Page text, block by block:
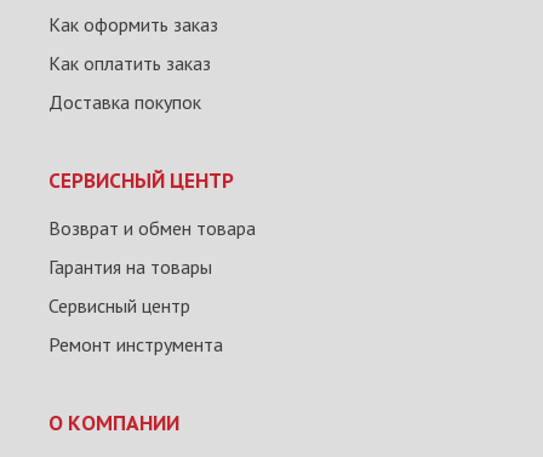
Как оформить заказ
Как оплатить заказ
Доставка покупок
СЕРВИСНЫЙ ЦЕНТР
Возврат и обмен товара
Гарантия на товары
Сервисный центр
Ремонт инструмента
О КОМПАНИИ